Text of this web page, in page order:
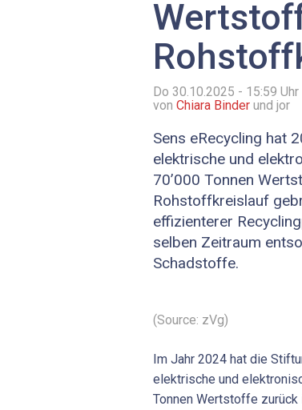
Do 30.10.2025 - 15:59 Uhr
von Chiara Binder und jor
Sens eRecycling hat
elektrische und
70’000 Tonnen
Rohstoffkreislauf
effizienterer
selben Zeitraum
Schadstoffe.
(Source: zVg)
Im Jahr 2024 hat die
elektrische und
Tonnen Wertstoffe